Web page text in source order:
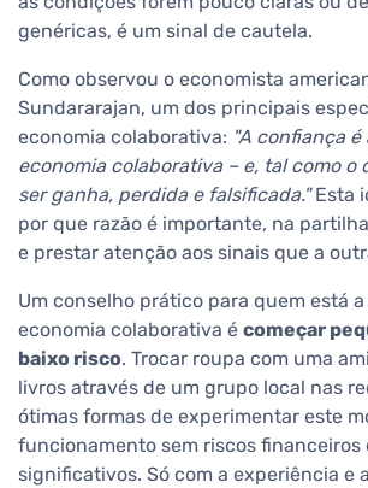
genéricas, é um sinal de cautela.
Como observou o economista
Sundararajan, um dos principais
economia colaborativa: "A confiança
economia colaborativa – e, tal como o
ser ganha, perdida e falsificada."Esta
por que razão é importante, na
e prestar atenção aos sinais que a
Um conselho prático para quem está
economia colaborativa é começar
baixo risco. Trocar roupa com uma
livros através de um grupo local nas
ótimas formas de experimentar este
funcionamento sem riscos financeiros
significativos. Só com a experiência e